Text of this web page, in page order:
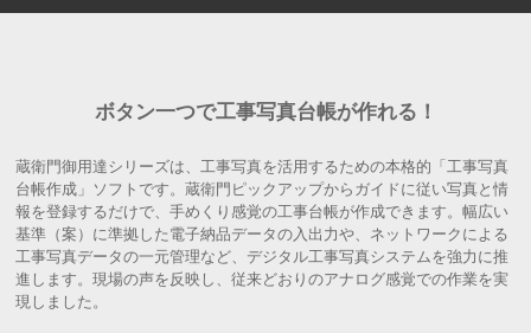
ボタン一つで工事写真台帳が作れる！
蔵衛門御用達シリーズは、工事写真を活用するための本格的「工事写真
台帳作成」ソフトです。蔵衛門ピックアップからガイドに従い写真と情
報を登録するだけで、手めくり感覚の工事台帳が作成できます。幅広い
基準（案）に準拠した電子納品データの入出力や、ネットワークによる
工事写真データの一元管理など、デジタル工事写真システムを強力に推
進します。現場の声を反映し、従来どおりのアナログ感覚での作業を実
現しました。